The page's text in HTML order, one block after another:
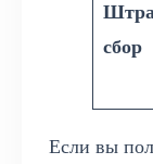
сбор
Если вы